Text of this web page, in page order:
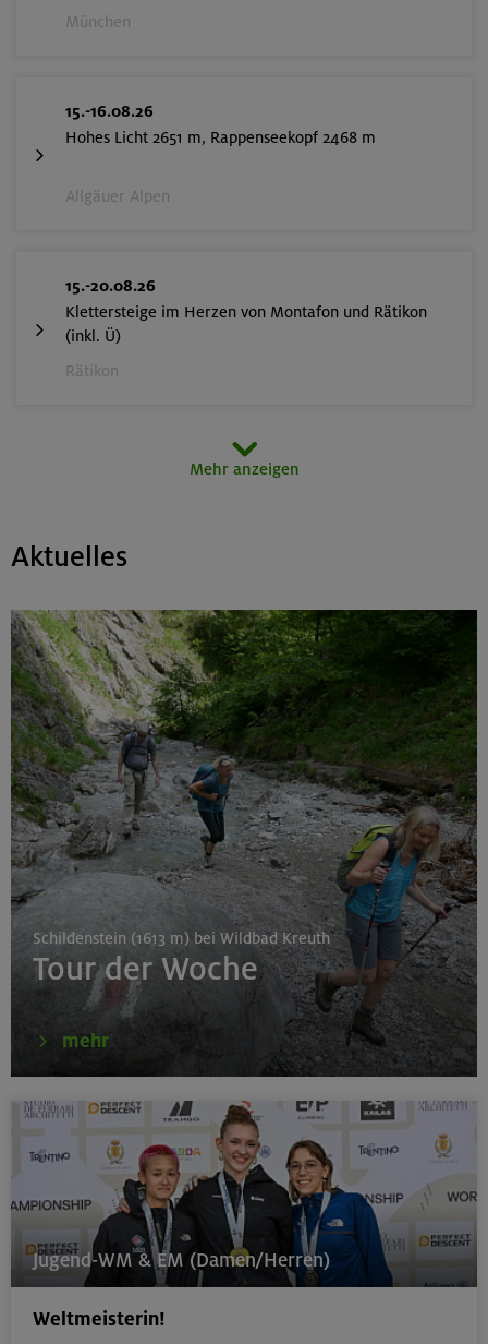
München
15.-16.08.26
Hohes Licht 2651 m, Rappenseekopf 2468 m
Allgäuer Alpen
15.-20.08.26
Klettersteige im Herzen von Montafon und Rätikon
(inkl. Ü)
Rätikon
Chiemgauer Alpen
17.-21.08.26
Kinderkletterkurs für Anfänger im Altmühltal
Südlicher Frankenjura
17./18./19.08.26
Grundkurs Klettern indoor
München
16.08.26
Karwendel-Runde
17.08.26
Klettertreff indoor
München
Mehr anzeigen
Aktuelles
Schildenstein (1613 m) bei Wildbad Kreuth
Tour der Woche
mehr
Jugend-WM & EM (Damen/Herren)
Weltmeisterin!